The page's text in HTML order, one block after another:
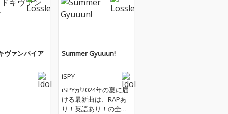
ヴァンパイア Summer Gyuuun!
iSPY
iSPYが2024年の夏に届
ける最新曲は、RAPあ
り！英語あり！の全く